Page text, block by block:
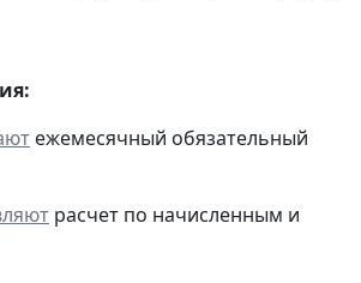
ежемесячный обязательный
расчет по начисленным и